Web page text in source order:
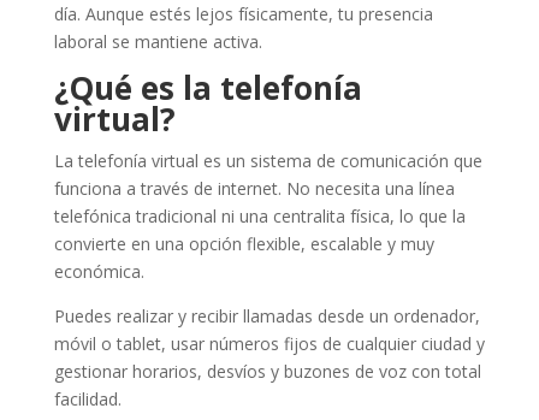
día. Aunque estés lejos físicamente, tu presencia
laboral se mantiene activa.
¿Qué es la telefonía
virtual?
La telefonía virtual es un sistema de comunicación que
funciona a través de internet. No necesita una línea
telefónica tradicional ni una centralita física, lo que la
convierte en una opción flexible, escalable y muy
económica.
Puedes realizar y recibir llamadas desde un ordenador,
móvil o tablet, usar números fijos de cualquier ciudad y
gestionar horarios, desvíos y buzones de voz con total
facilidad.